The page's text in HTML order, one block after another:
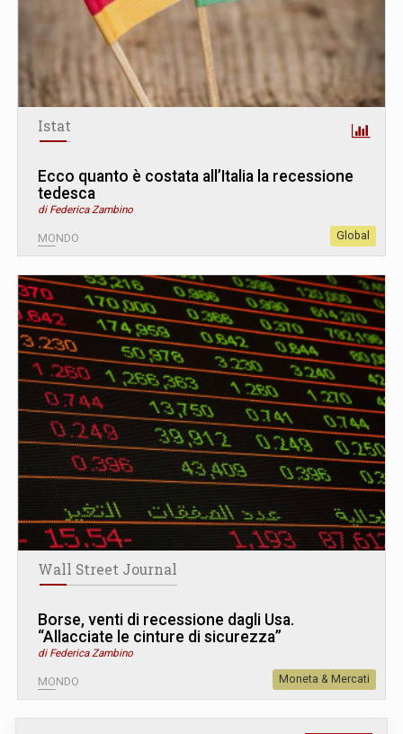
Istat
Ecco quanto è costata all’Italia la recessione
tedesca
di Federica Zambino
MONDO Global
Wall Street Journal
Borse, venti di recessione dagli Usa.
“Allacciate le cinture di sicurezza”
di Federica Zambino
MONDO Moneta & Mercati